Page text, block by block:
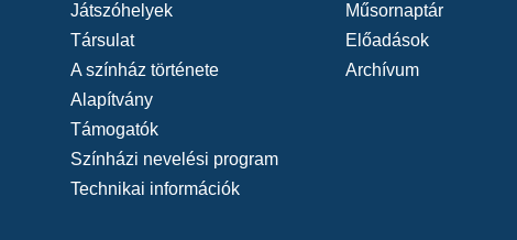
Játszóhelyek
Társulat
A színház története
Alapítvány
Támogatók
Színházi nevelési program
Technikai információk
Műsornaptár
Előadások
Archívum